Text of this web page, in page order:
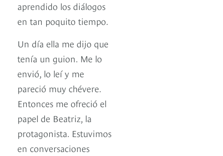
aprendido los diálogos
en tan poquito tiempo.
Un día ella me dijo que
tenía un guion. Me lo
envió, lo leí y me
pareció muy chévere.
Entonces me ofreció el
papel de Beatriz, la
protagonista. Estuvimos
en conversaciones